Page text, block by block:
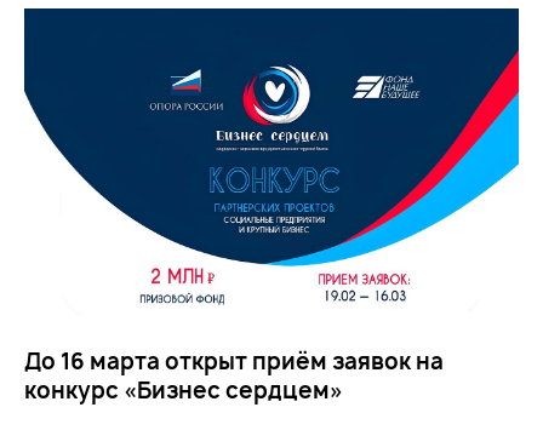
До 16 марта открыт приём заявок на
конкурс «Бизнес сердцем»